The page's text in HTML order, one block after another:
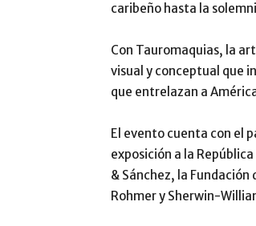
caribeño hasta la
Con Tauromaquias, la
visual y conceptual que
que entrelazan a
El evento cuenta con el
exposición a la
& Sánchez, la
Rohmer y Sherwin-